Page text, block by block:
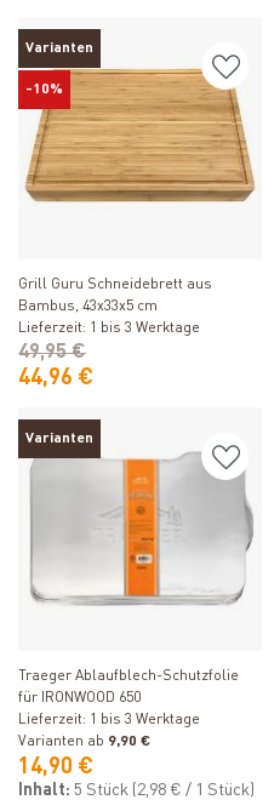
Varianten
-10%
Grill Guru Schneidebrett aus
Bambus, 43x33x5 cm
Lieferzeit: 1 bis 3 Werktage
44,96 €
49,95 €
Varianten
Traeger Ablaufblech-Schutzfolie
für IRONWOOD 650
Lieferzeit: 1 bis 3 Werktage
Varianten ab 9,90 €
14,90 €
Inhalt: 5 Stück (2,98 € / 1 Stück)